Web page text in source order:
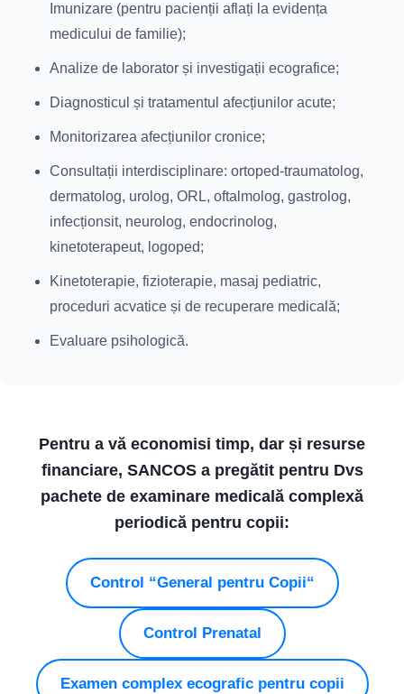
Imunizare (pentru pacienții aflați la evidența
medicului de familie);
Analize de laborator și investigații ecografice;
Diagnosticul și tratamentul afecțiunilor acute;
Monitorizarea afecțiunilor cronice;
Consultații interdisciplinare: ortoped-traumatolog,
dermatolog, urolog, ORL, oftalmolog, gastrolog,
infecționsit, neurolog, endocrinolog,
kinetoterapeut, logoped;
Kinetoterapie, fizioterapie, masaj pediatric,
proceduri acvatice și de recuperare medicală;
Evaluare psihologică.
Pentru a vă economisi timp, dar și resurse
financiare, SANCOS a pregătit pentru Dvs
pachete de examinare medicală complexă
periodică pentru copii:
Control “General pentru Copii“
Control Prenatal
Examen complex ecografic pentru copii